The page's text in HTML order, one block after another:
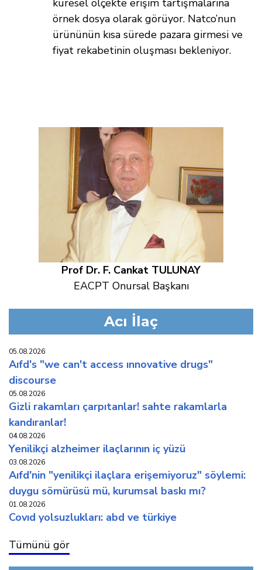
örnek dosya olarak görüyor. Natco’nun
ürününün kısa sürede pazara girmesi ve
fiyat rekabetinin oluşması bekleniyor.
Prof Dr. F. Cankat TULUNAY
EACPT Onursal Başkanı
Acı İlaç
05.08.2026
aifd's "we can't access innovative drugs"
discourse
05.08.2026
gi̇zli̇ rakamlari çarpitanlar! sahte rakamlarla
kandiranlar!
04.08.2026
yeni̇li̇kçi̇ alzhei̇mer i̇laçlarinin i̇ç yüzü
03.08.2026
aifd'nin "yenilikçi i̇laçlara erişemiyoruz" söylemi:
duygu sömürüsü mü, kurumsal baskı mı?
01.08.2026
covid yolsuzluklari: abd ve türki̇ye
Tümünü gör